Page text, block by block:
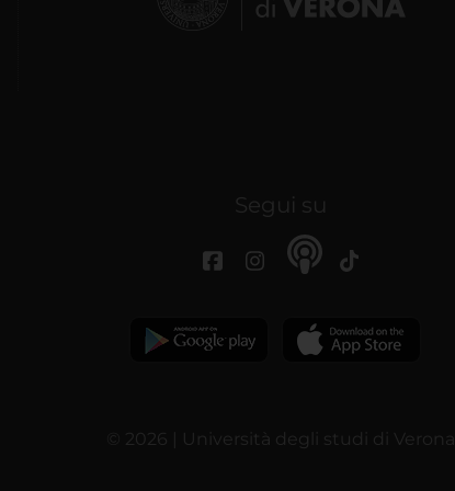
Segui su
© 2026 | Università degli studi di Verona